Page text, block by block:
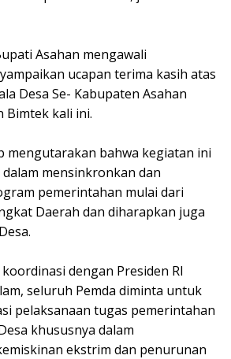
Asahan mengawali
ucapan terima kasih atas
Desa Se- Kabupaten Asahan
Bimtek kali ini.
mengutarakan bahwa kegiatan ini
mensinkronkan dan
pemerintahan mulai dari
Daerah dan diharapkan juga
dengan Presiden RI
seluruh Pemda diminta untuk
pelaksanaan tugas pemerintahan
khususnya dalam
ekstrim dan penurunan